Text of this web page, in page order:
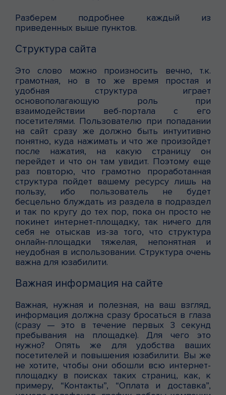
Разберем подробнее каждый из
приведенных выше пунктов.
Структура сайта
Это слово можно произносить вечно, т.к.
грамотная, но в то же время простая и
удобная структура играет
основополагающую роль при
взаимодействии веб-портала с его
посетителями. Пользователю при попадании
на сайт сразу же должно быть интуитивно
понятно, куда нажимать и что же произойдет
после нажатия, на какую страницу он
перейдет и что он там увидит. Поэтому еще
раз повторю, что грамотно проработанная
структура пойдет вашему ресурсу лишь на
пользу, ибо пользователь не будет
бесцельно блуждать из раздела в подраздел
и так по кругу до тех пор, пока он просто не
покинет интернет-площадку, так ничего для
себя не отыскав из-за того, что структура
онлайн-площадки тяжелая, непонятная и
неудобная в использовании. Структура очень
важна для юзабилити.
Важная информация на сайте
Важная, нужная и полезная, на ваш взгляд,
информация должна сразу бросаться в глаза
(сразу — это в течение первых 3 секунд
пребывания на площадке). Для чего это
нужно? Опять же для удобства ваших
посетителей и повышения юзабилити. Вы же
не хотите, чтобы они обошли всю интернет-
площадку в поисках таких страниц, как, к
примеру, “Контакты”, “Оплата и доставка”,